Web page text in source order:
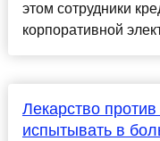
этом сотрудники
корпоративной
Лекарство
испытывать в